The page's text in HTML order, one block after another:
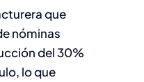
que
nóminas
del 30%
lo que